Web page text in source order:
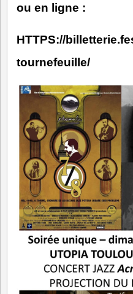
ou en ligne :
HTTPS://
tournefeuille/